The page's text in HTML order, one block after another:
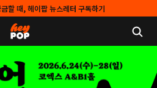
할 때, 헤이팝 뉴스레터 구독하기